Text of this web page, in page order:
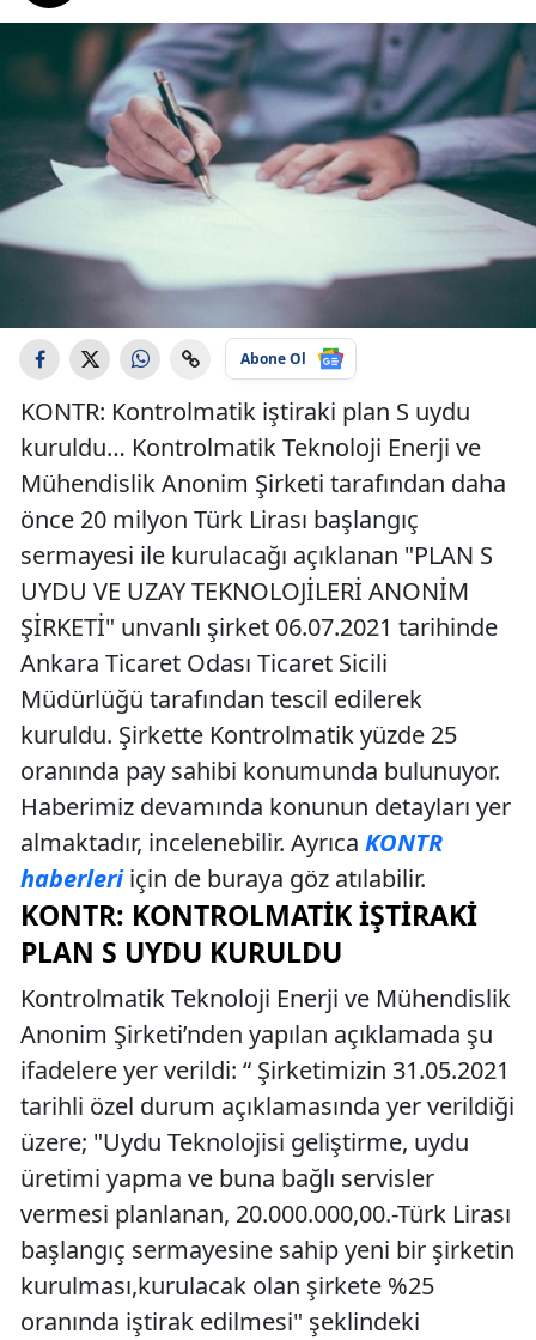
Abone Ol
KONTR: Kontrolmatik iştiraki plan S uydu
kuruldu… Kontrolmatik Teknoloji Enerji ve
Mühendislik Anonim Şirketi tarafından daha
önce 20 milyon Türk Lirası başlangıç
sermayesi ile kurulacağı açıklanan "PLAN S
UYDU VE UZAY TEKNOLOJİLERİ ANONİM
ŞİRKETİ" unvanlı şirket 06.07.2021 tarihinde
Ankara Ticaret Odası Ticaret Sicili
Müdürlüğü tarafından tescil edilerek
kuruldu. Şirkette Kontrolmatik yüzde 25
oranında pay sahibi konumunda bulunuyor.
Haberimiz devamında konunun detayları yer
almaktadır, incelenebilir. Ayrıca KONTR
haberleriiçin de buraya göz atılabilir.
KONTR: KONTROLMATIK İŞTIRAKI
PLAN S UYDU KURULDU
Kontrolmatik Teknoloji Enerji ve Mühendislik
Anonim Şirketi’nden yapılan açıklamada şu
ifadelere yer verildi: “ Şirketimizin 31.05.2021
tarihli özel durum açıklamasında yer verildiği
üzere; "Uydu Teknolojisi geliştirme, uydu
üretimi yapma ve buna bağlı servisler
vermesi planlanan, 20.000.000,00.-Türk Lirası
başlangıç sermayesine sahip yeni bir şirketin
kurulması,kurulacak olan şirkete %25
oranında iştirak edilmesi" şeklindeki